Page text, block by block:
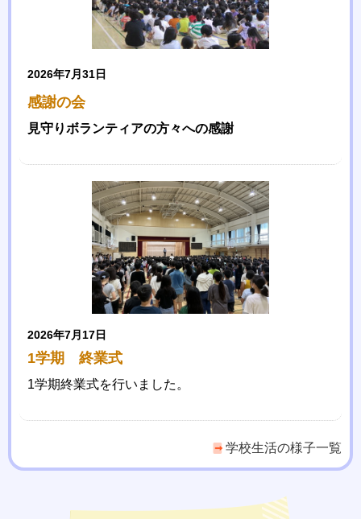
2026年7月31日
感謝の会
見守りボランティアの方々への感謝
2026年7月17日
1学期 終業式
1学期終業式を行いました。
学校生活の様子一覧